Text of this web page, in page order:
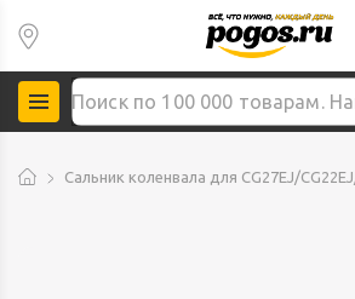
Сальник коленвала для CG27EJ/